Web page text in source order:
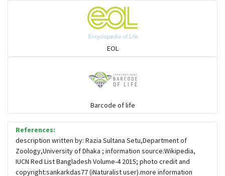
পাইন্না ও তার সহজাত
কুমির
ঘড়িয়াল
EOL
Barcode of life
References:
description written by: Razia Sultana Setu,Department of
Zoology,University of Dhaka ; information source:Wikipedia,
IUCN Red List Bangladesh Volume-4 2015; photo credit and
copyright:sankarkdas77 (iNaturalist user).more information